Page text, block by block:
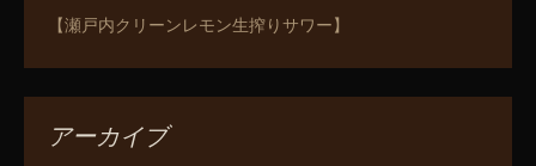
【瀬戸内クリーンレモン生搾りサワー】
アーカイブ